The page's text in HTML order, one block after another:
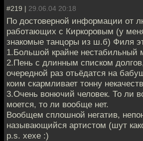
#219 | 29.06.04 20:18
По достоверной информации от
работающих с Киркоровым (у
знакомые танцоры из ш.б) Филя
1.Большой крайне нестабильный
2.Пень с длинным списком
очередной раз отьёдатся на
коим скармливает тонну
3.Очень вонючий человек. То ли
моется, то ли вообще нет.
Вообщем сплошной негатив,
называющийся артистом (шут
p.s. хехе :)